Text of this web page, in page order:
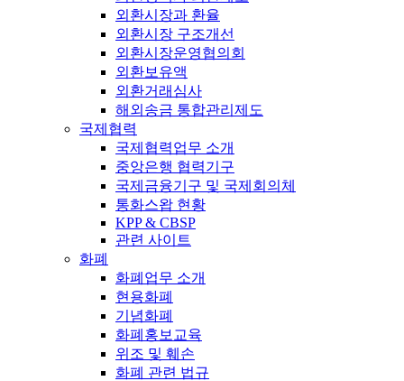
외환시장과 환율
외환시장 구조개선
외환시장운영협의회
외환보유액
외환거래심사
해외송금 통합관리제도
국제협력
국제협력업무 소개
중앙은행 협력기구
국제금융기구 및 국제회의체
통화스왑 현황
KPP & CBSP
관련 사이트
화폐
화폐업무 소개
현용화폐
기념화폐
화폐홍보교육
위조 및 훼손
화폐 관련 법규